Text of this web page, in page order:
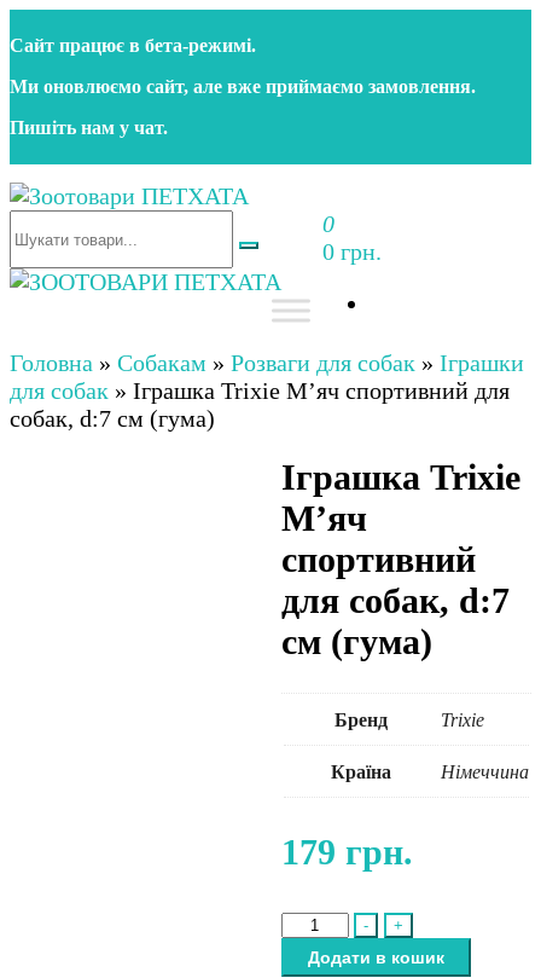
до
контенту
Сайт працює в бета‑режимі.
Ми оновлюємо сайт, але вже приймаємо замовлення.
Пишіть нам у чат.
Зоотовари ПЕТХАТА
Зоомагазин для собак та котів | Корм, іграшки,
аксесуари та догляд за тваринами. Доставка по
0
0 грн.
аксесуари та догляд за тваринами. Доставка по
Україні
Головна » Собакам » Розваги для собак » Іграшки
для собак » Іграшка Trixie М’яч спортивний для
собак, d:7 см (гума)
Іграшка Trixie
М’яч
спортивний
для собак, d:7
см (гума)
Бренд Trixie
Країна Німеччина
179 грн.
-
Іграшка
Trixie
+
Додати в кошик